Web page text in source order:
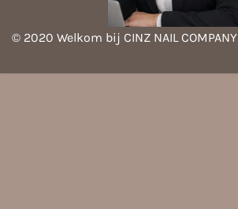
© 2020 Welkom bij CINZ NAIL COMPANY